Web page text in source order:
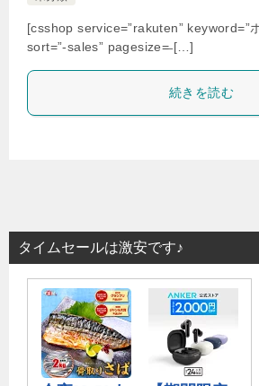
[csshop service=”rakuten” keyword=”
sort=”-sales” pagesize=̶ […]
続きを読む
タイムセールは激安です♪